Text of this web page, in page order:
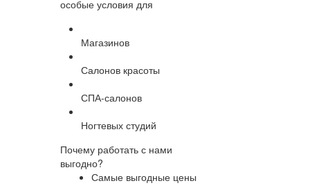
особые условия для
Магазинов
Салонов красоты
СПА-салонов
Ногтевых студий
Почему работать с нами
выгодно?
Самые выгодные цены